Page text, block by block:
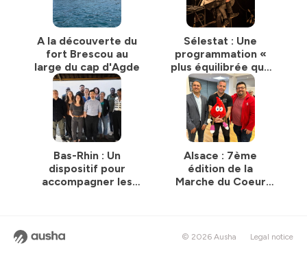
A la découverte du
fort Brescou au
large du cap d'Agde
Sélestat : Une
programmation «
plus équilibrée que
jamais » aux
Tanzmatten
Bas-Rhin : Un
dispositif pour
accompagner les
Alsace : 7ème
édition de la
Marche du Coeur
© 2026 Ausha Legal notice